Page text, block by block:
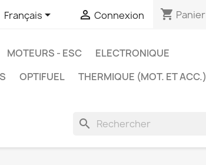
Français  Connexion shopping_cart Panier
MOTEURS - ESC
ELECTRONIQUE
OPTIFUEL THERMIQUE (MOT. ET ACC.)
search